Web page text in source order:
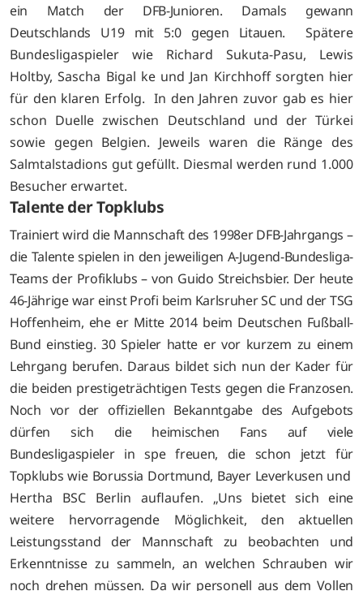
ein Match der DFB-Junioren. Damals gewann
Deutschlands U19 mit 5:0 gegen Litauen. Spätere
Bundesligaspieler wie Richard Sukuta-Pasu, Lewis
Holtby, Sascha Bigal ke und Jan Kirchhoff sorgten hier
für den klaren Erfolg. In den Jahren zuvor gab es hier
schon Duelle zwischen Deutschland und der Türkei
sowie gegen Belgien. Jeweils waren die Ränge des
Salmtalstadions gut gefüllt. Diesmal werden rund 1.000
Besucher erwartet.
Talente der Topklubs
Trainiert wird die Mannschaft des 1998er DFB-Jahrgangs –
die Talente spielen in den jeweiligen A-Jugend-Bundesliga-
Teams der Profiklubs – von Guido Streichsbier. Der heute
46-Jährige war einst Profi beim Karlsruher SC und der TSG
Hoffenheim, ehe er Mitte 2014 beim Deutschen Fußball-
Bund einstieg. 30 Spieler hatte er vor kurzem zu einem
Lehrgang berufen. Daraus bildet sich nun der Kader für
die beiden prestigeträchtigen Tests gegen die Franzosen.
Noch vor der offiziellen Bekanntgabe des Aufgebots
dürfen sich die heimischen Fans auf viele
Bundesligaspieler in spe freuen, die schon jetzt für
Topklubs wie Borussia Dortmund, Bayer Leverkusen und
Hertha BSC Berlin auflaufen. „Uns bietet sich eine
weitere hervorragende Möglichkeit, den aktuellen
Leistungsstand der Mannschaft zu beobachten und
Erkenntnisse zu sammeln, an welchen Schrauben wir
noch drehen müssen. Da wir personell aus dem Vollen